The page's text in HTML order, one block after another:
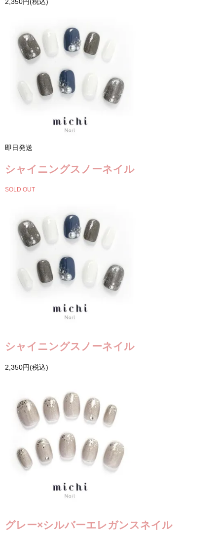
即日発送
シャイニングスノーネイル
SOLD OUT
シャイニングスノーネイル
2,350円(税込)
グレー×シルバーエレガンスネイル